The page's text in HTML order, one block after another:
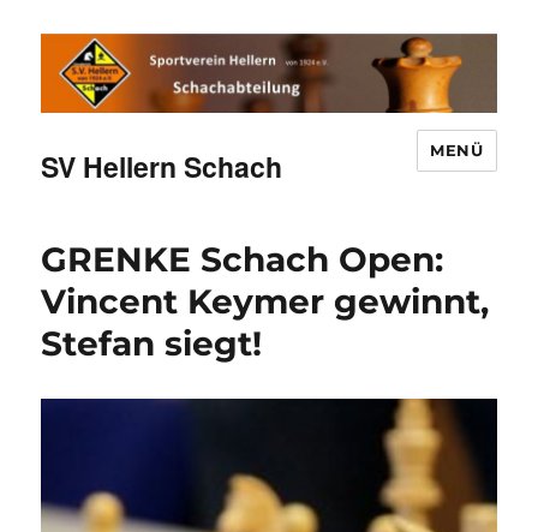
SV Hellern Schach MENÜ
GRENKE Schach Open:
Vincent Keymer gewinnt,
Stefan siegt!